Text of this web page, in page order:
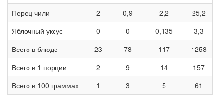
Перец чили
2 0,9 2,2
25,2
Яблочный уксус
0 0 0,135
3,3
Всего в блюде
23 78 117
1258
Всего в 1 порции
2 9 14
157
Всего в 100 граммах
1 3 5 61